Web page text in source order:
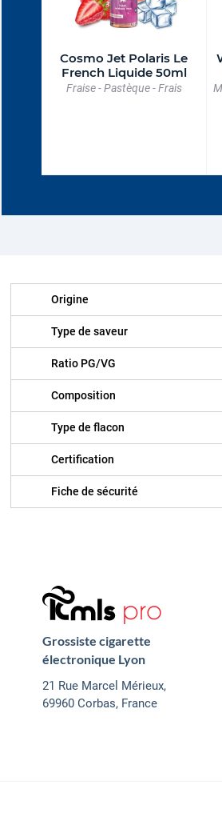
Cosmo Jet Polaris Le
French Liquide 50ml
Fraise - Pastèque - Frais
Origine
Type de saveur
Ratio PG/VG
Composition
Type de flacon
Certification
Fiche de sécurité
Grossiste cigarette
électronique Lyon
21 Rue Marcel Mérieux,
69960 Corbas, France